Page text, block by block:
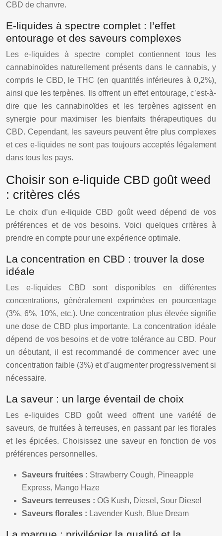
CBD de chanvre.
E-liquides à spectre complet : l’effet
entourage et des saveurs complexes
Les e-liquides à spectre complet contiennent tous les
cannabinoïdes naturellement présents dans le cannabis, y
compris le CBD, le THC (en quantités inférieures à 0,2%),
ainsi que les terpènes. Ils offrent un effet entourage, c’est-à-
dire que les cannabinoïdes et les terpènes agissent en
synergie pour maximiser les bienfaits thérapeutiques du
CBD. Cependant, les saveurs peuvent être plus complexes
et ces e-liquides ne sont pas toujours acceptés légalement
dans tous les pays.
Choisir son e-liquide CBD goût weed
: critères clés
Le choix d’un e-liquide CBD goût weed dépend de vos
préférences et de vos besoins. Voici quelques critères à
prendre en compte pour une expérience optimale.
La concentration en CBD : trouver la dose
idéale
Les e-liquides CBD sont disponibles en différentes
concentrations, généralement exprimées en pourcentage
(3%, 6%, 10%, etc.). Une concentration plus élevée signifie
une dose de CBD plus importante. La concentration idéale
dépend de vos besoins et de votre tolérance au CBD. Pour
un débutant, il est recommandé de commencer avec une
concentration faible (3%) et d’augmenter progressivement si
nécessaire.
La saveur : un large éventail de choix
Les e-liquides CBD goût weed offrent une variété de
saveurs, de fruitées à terreuses, en passant par les florales
et les épicées. Choisissez une saveur en fonction de vos
préférences personnelles.
Saveurs fruitées : Strawberry Cough, Pineapple
Express, Mango Haze
Saveurs terreuses : OG Kush, Diesel, Sour Diesel
Saveurs florales : Lavender Kush, Blue Dream